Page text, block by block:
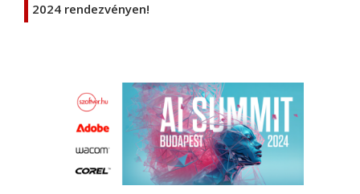
2024 rendezvényen!